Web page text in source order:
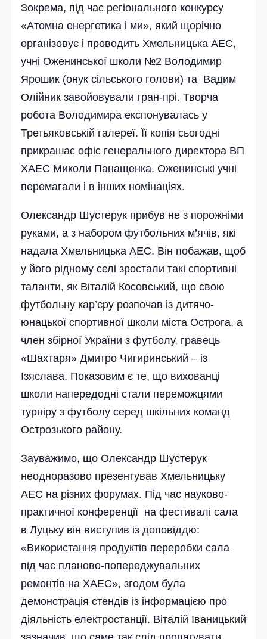
Зокрема, під час регіонального конкурсу
«Атомна енергетика і ми», який щорічно
організовує і проводить Хмельницька АЕС,
учні Оженинської школи №2 Володимир
Ярошик (онук сільського голови) та Вадим
Олійник завойовували гран-прі. Творча
робота Володимира експонувалась у
Третьяковській галереї. Її копія сьогодні
прикрашає офіс генерального директора ВП
ХАЕС Миколи Панащенка. Оженинські учні
перемагали і в інших номінаціях.
Олександр Шустерук прибув не з порожніми
руками, а з набором футбольних м’ячів, які
надала Хмельницька АЕС. Він побажав, щоб
у його рідному селі зростали такі спортивні
таланти, як Віталій Косовський, що свою
футбольну кар’єру розпочав із дитячо-
юнацької спортивної школи міста Острога, а
член збірної України з футболу, гравець
«Шахтаря» Дмитро Чигиринський – із
Ізяслава. Показовим є те, що вихованці
школи напередодні стали переможцями
турніру з футбо­лу серед шкільних команд
Острозького району.
Зауважимо, що Олександр Шустерук
неодноразово презентував Хмельницьку
АЕС на різних форумах. Під час науково-
практичної конференції на фестивалі сала
в Луцьку він виступив із допо­віддю:
«Використання продуктів переробки сала
під час планово-попереджувальних
ремонтів на ХАЕС», згодом була
демонстрація стендів із інформацією про
діяльність електростанції. Віталій Іваницький